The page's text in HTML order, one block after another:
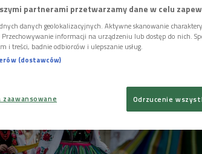
partnerami przetwarzamy dane w celu
danych geolokalizacyjnych. Aktywne skanowanie
informacji na urządzeniu lub dostęp do nich.
i treści, badnie odbiorców i ulepszanie usług.
(dostawców)
Odrzucenie